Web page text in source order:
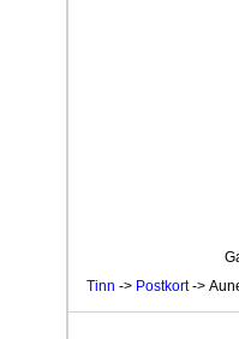
Tinn -> Postkort->